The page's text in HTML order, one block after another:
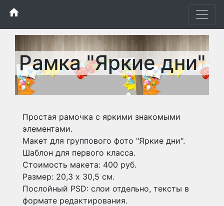
home
Рамка "Яркие дни"
Простая рамочка с яркими знакомыми
элементами.
Макет для группового фото "Яркие дни".
Шаблон для первого класса.
Стоимость макета: 400 руб.
Размер: 20,3 х 30,5 см.
Послойный PSD: слои отдельно, тексты в
формате редактирования.